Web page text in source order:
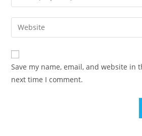
comment
your
email
address
comment
Enter
your
website
URL
(optional)
Save my name, email, and website in
next time I comment.